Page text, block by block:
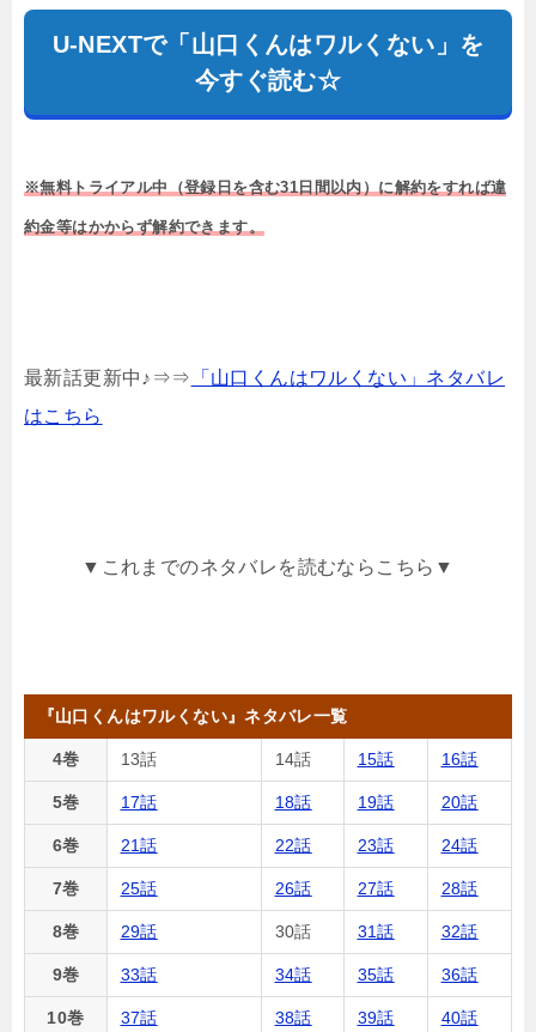
U-NEXTで「山口くんはワルくない」を
今すぐ読む☆
※無料トライアル中（登録日を含む31日間以内）に解約をすれば違
約金等はかからず解約できます。
最新話更新中♪⇒⇒ 「山口くんはワルくない」ネタバレ
はこちら
▼これまでのネタバレを読むならこちら▼
『山口くんはワルくない』ネタバレ一覧
4巻 13話 14話 15話 16話
5巻 17話 18話 19話 20話
6巻 21話 22話 23話 24話
7巻 25話 26話 27話 28話
8巻 29話 30話 31話 32話
9巻 33話 34話 35話 36話
10巻 37話 38話 39話 40話